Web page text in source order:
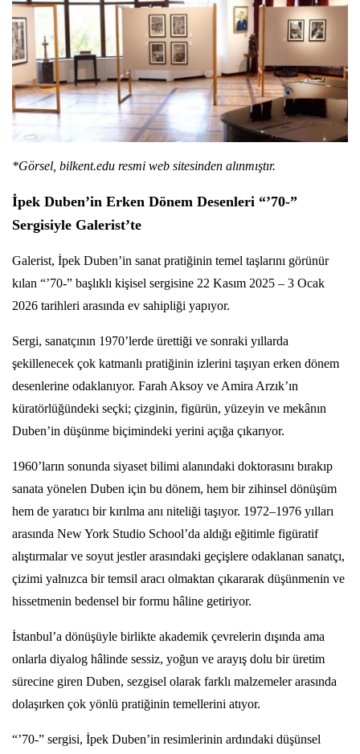
*Görsel, bilkent.edu resmi web sitesinden alınmıştır.
İpek Duben’in Erken Dönem Desenleri “’70-”
Sergisiyle Galerist’te
Galerist, İpek Duben’in sanat pratiğinin temel taşlarını görünür
kılan “’70-” başlıklı kişisel sergisine 22 Kasım 2025 – 3 Ocak
2026 tarihleri arasında ev sahipliği yapıyor.
Sergi, sanatçının 1970’lerde ürettiği ve sonraki yıllarda
şekillenecek çok katmanlı pratiğinin izlerini taşıyan erken dönem
desenlerine odaklanıyor. Farah Aksoy ve Amira Arzık’ın
küratörlüğündeki seçki; çizginin, figürün, yüzeyin ve mekânın
Duben’in düşünme biçimindeki yerini açığa çıkarıyor.
1960’ların sonunda siyaset bilimi alanındaki doktorasını bırakıp
sanata yönelen Duben için bu dönem, hem bir zihinsel dönüşüm
hem de yaratıcı bir kırılma anı niteliği taşıyor. 1972–1976 yılları
arasında New York Studio School’da aldığı eğitimle figüratif
alıştırmalar ve soyut jestler arasındaki geçişlere odaklanan sanatçı,
çizimi yalnızca bir temsil aracı olmaktan çıkararak düşünmenin ve
hissetmenin bedensel bir formu hâline getiriyor.
İstanbul’a dönüşüyle birlikte akademik çevrelerin dışında ama
onlarla diyalog hâlinde sessiz, yoğun ve arayış dolu bir üretim
sürecine giren Duben, sezgisel olarak farklı malzemeler arasında
dolaşırken çok yönlü pratiğinin temellerini atıyor.
“’70-” sergisi, İpek Duben’in resimlerinin ardındaki düşünsel